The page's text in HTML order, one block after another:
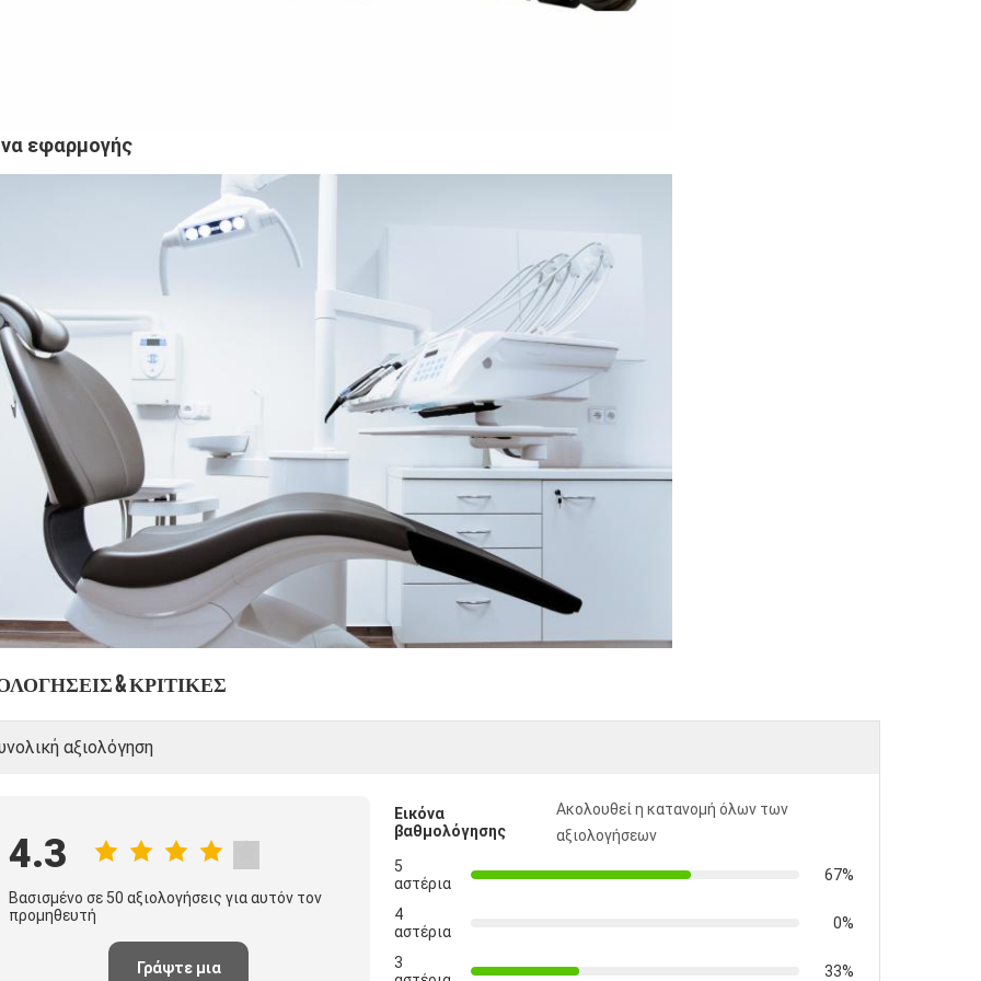
εφαρμογής
& ΚΡΙΤΙΚΈΣ
αξιολόγηση
4.3
Βασισμένο σε 50 αξιολογήσεις για αυτόν τον
προμηθευτή
Γράψτε μια
Εικόνα
βαθμολόγησης
Ακολουθεί η κατανομή όλων των
αξιολογήσεων
5
αστέρια
67%
4
αστέρια
0%
3
33%